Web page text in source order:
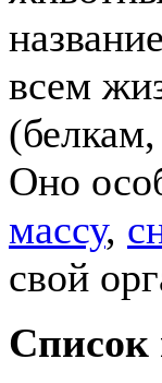
всем
Оно
массу,
свой
Список